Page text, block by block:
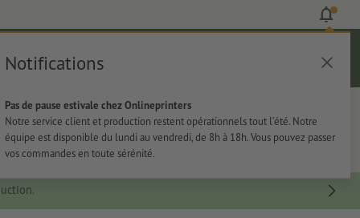
Notifications
Pas de pause estivale chez Onlineprinters
Notre service client et production restent opérationnels tout l’été. Notre
équipe est disponible du lundi au vendredi, de 8h à 18h. Vous pouvez passer
vos commandes en toute sérénité.
Panier
Papeterie Autocollants